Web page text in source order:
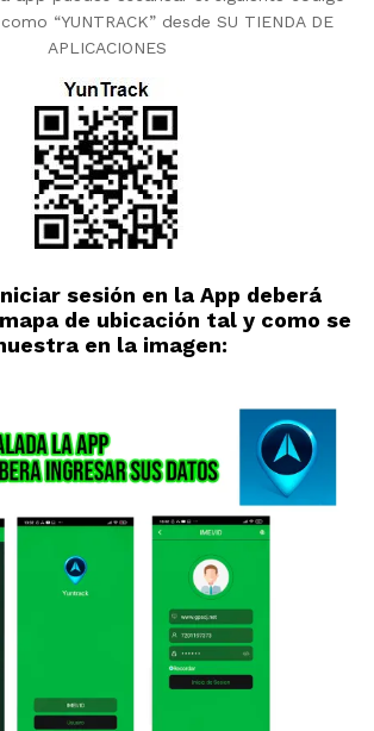
“YUNTRACK” desde SU TIENDA DE
APLICACIONES
sesión en la App deberá
de ubicación tal y como se
en la imagen: